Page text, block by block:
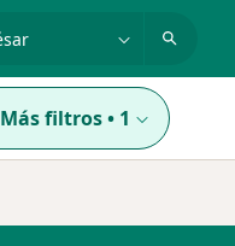
Más filtros• 1